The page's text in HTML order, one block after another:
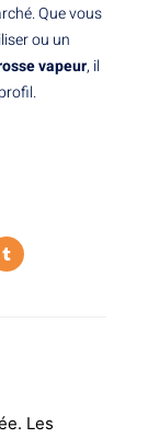
Que vous
ou un
vapeur, il
Les